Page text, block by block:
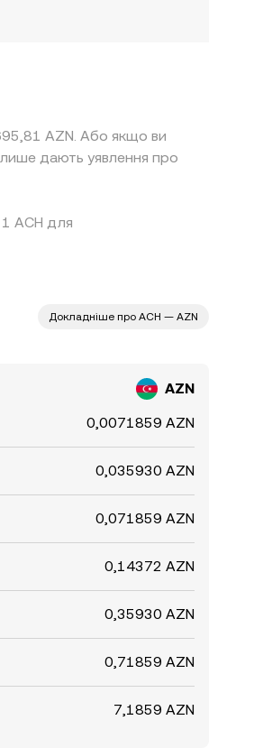
AZN. Або якщо ви
дають уявлення про
ACH для
Докладніше про ACH — AZN
AZN
0,0071859 AZN
0,035930 AZN
0,071859 AZN
0,14372 AZN
0,35930 AZN
0,71859 AZN
7,1859 AZN